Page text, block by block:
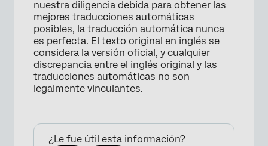
nuestra diligencia debida para obtener las
mejores traducciones automáticas
posibles, la traducción automática nunca
es perfecta. El texto original en inglés se
considera la versión oficial, y cualquier
discrepancia entre el inglés original y las
traducciones automáticas no son
legalmente vinculantes.
¿Le fue útil esta información?